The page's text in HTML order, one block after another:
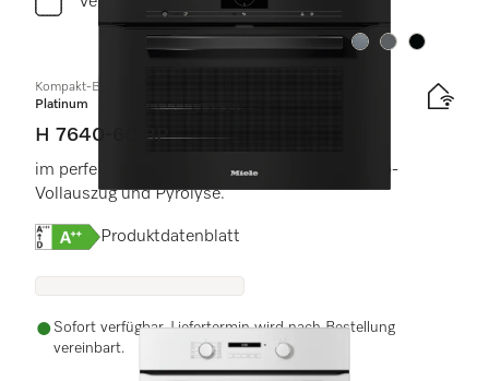
Farbe:Farbe:Farbe:
Kompakt-Backofen
Platinum
H 7640-60 BP
im perfekt kombinierbaren Design mit FlexiClip-
Vollauszug und Pyrolyse.
Onlinelabel Image, Energielabel
Produktdatenblatt
Sofort verfügbar. Liefertermin wird nach Bestellung
vereinbart.